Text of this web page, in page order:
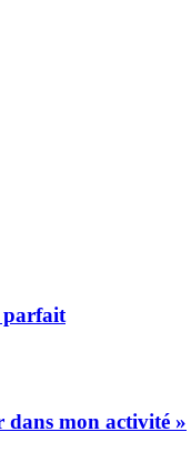
parfait
dans mon activité »